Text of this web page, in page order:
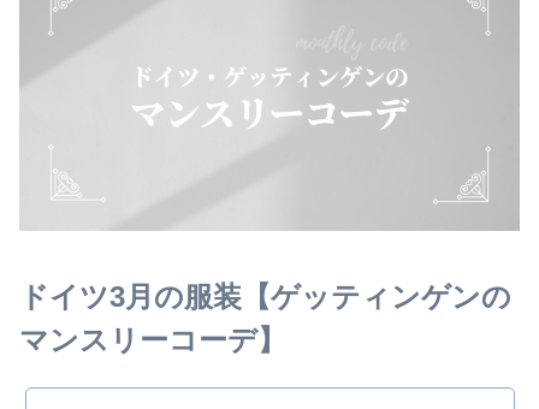
ドイツ3月の服装【ゲッティンゲンの
マンスリーコーデ】